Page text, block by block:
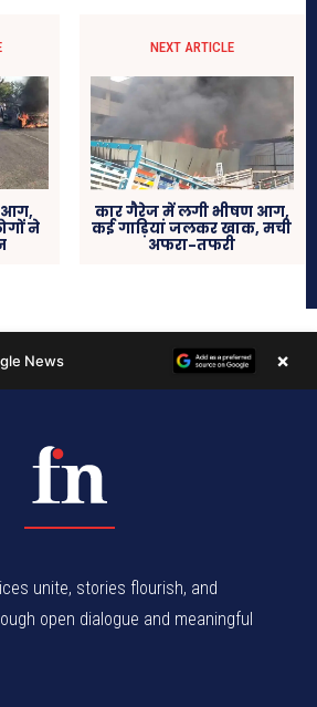
unite, stories flourish, and
open dialogue and meaningful